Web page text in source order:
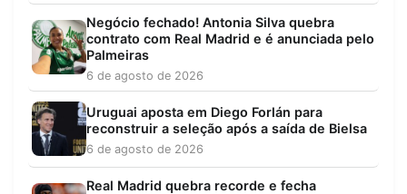
Negócio fechado! Antonia Silva quebra
contrato com Real Madrid e é anunciada pelo
Palmeiras
6 de agosto de 2026
Uruguai aposta em Diego Forlán para
reconstruir a seleção após a saída de Bielsa
6 de agosto de 2026
Real Madrid quebra recorde e fecha